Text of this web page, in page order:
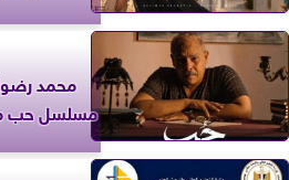
محمد
مسلسل حب